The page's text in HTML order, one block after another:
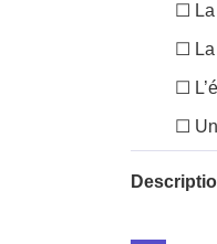
☐
☐
☐
☐